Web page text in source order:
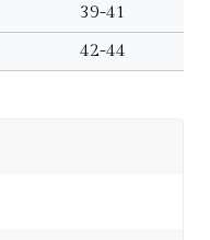
39-41
42-44